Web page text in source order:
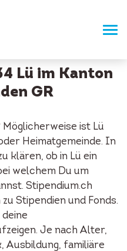
Lü im Kanton
GR
Möglicherweise ist Lü
Heimatgemeinde. In
klären, ob in Lü ein
welchem Du um
Stipendium.ch
Stipendien und Fonds.
Je nach Alter,
Ausbildung, familiäre